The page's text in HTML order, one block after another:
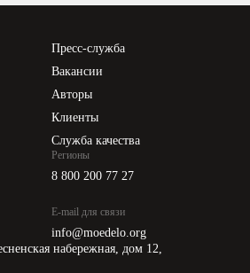
Пресс-служба
Вакансии
Авторы
Клиенты
Служба качества
Регионы
8 800 200 77 27
E-mail для связи
info@moedelo.org
набережная, дом 12,